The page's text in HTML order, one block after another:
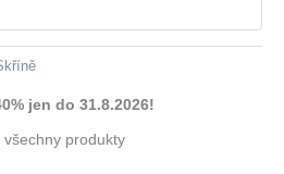
jen do 31.8.2026!
všechny produkty